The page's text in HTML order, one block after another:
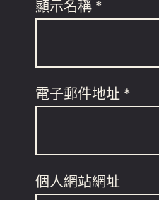
顯示名稱 *
電子郵件地址 *
個人網站網址